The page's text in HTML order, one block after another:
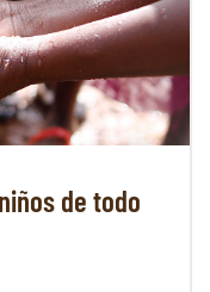
de todo